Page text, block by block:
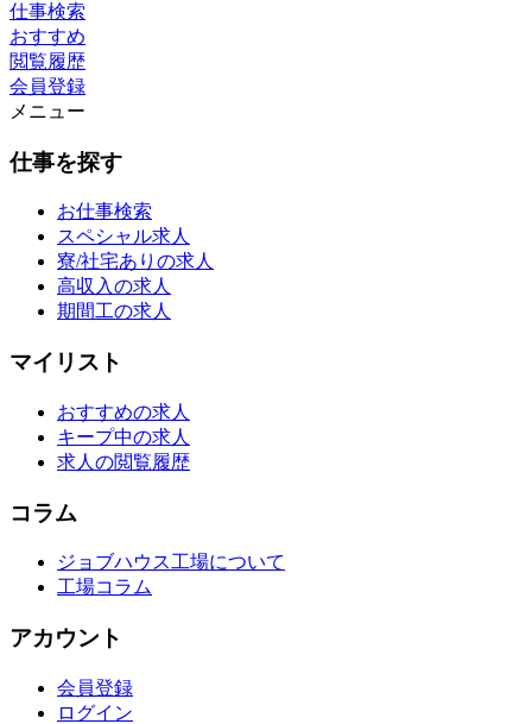
仕事検索
おすすめ
閲覧履歴
会員登録
メニュー
仕事を探す
お仕事検索
スペシャル求人
寮/社宅ありの求人
高収入の求人
期間工の求人
マイリスト
おすすめの求人
キープ中の求人
求人の閲覧履歴
コラム
ジョブハウス工場について
工場コラム
アカウント
会員登録
ログイン